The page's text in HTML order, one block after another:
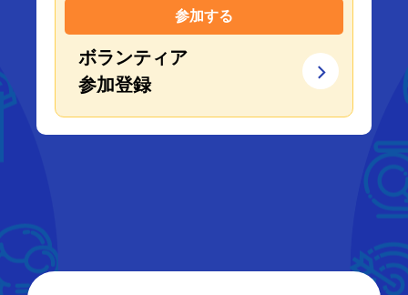
参加する
ボランティア
参加登録